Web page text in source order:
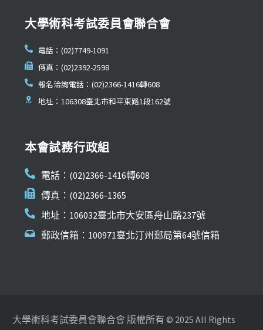
大學術科考試委員會聯合會
電話：(02)7749-1091
傳真：(02)2392-2598
報名洽詢電話：(02)2366-1416轉608
地址：106308臺北市和平東路1段162號
本會試務行政組
電話：(02)2366-1416轉608
傳真：(02)2366-1365
地址：106032臺北市大安區舟山路237號
郵政信箱：100971臺北汀州郵局第64號信箱
大學術科考試委員會聯合會 版權所有 © 2025 All Rights